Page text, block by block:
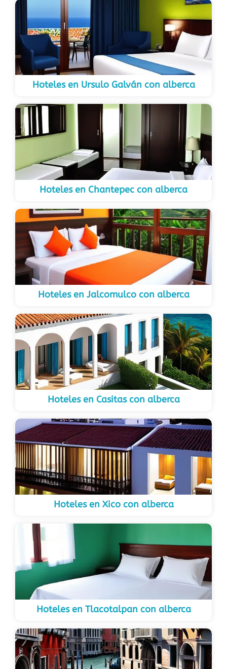
Hoteles en Ursulo Galván con alberca
Hoteles en Chantepec con alberca
Hoteles en Jalcomulco con alberca
Hoteles en Casitas con alberca
Hoteles en Xico con alberca
Hoteles en Tlacotalpan con alberca